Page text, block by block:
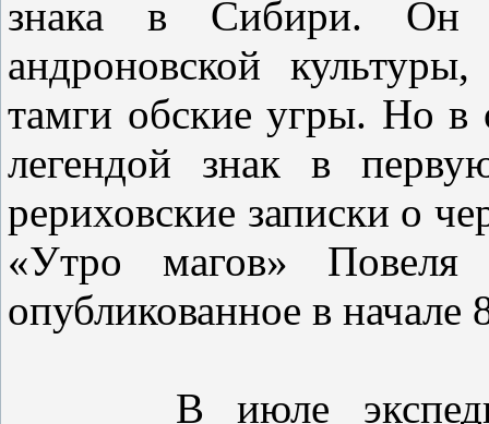
знака в Сибири. Он
андроновской
тамги обские угры. Но в
легендой знак в
рериховские записки о
«Утро магов» Повеля
опубликованное в
В июле